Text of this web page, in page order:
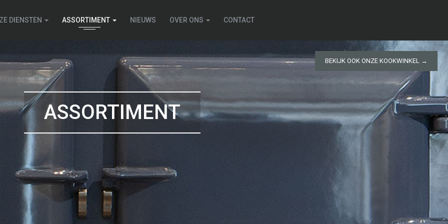
BEKIJK OOK ONZE KOOKWINKEL →
DIENSTEN ASSORTIMENT NIEUWS OVER ONS CONTACT
ASSORTIMENT